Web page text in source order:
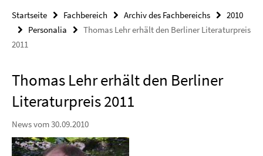
Startseite Fachbereich Archiv des Fachbereichs
2010
Personalia
Thomas Lehr erhält den Berliner Literaturpreis
2011
Thomas Lehr erhält den Berliner
Literaturpreis 2011
News vom 30.09.2010